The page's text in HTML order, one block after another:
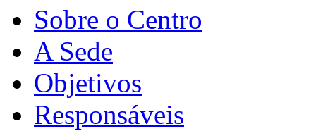
Sobre o Centro
A Sede
Objetivos
Responsáveis